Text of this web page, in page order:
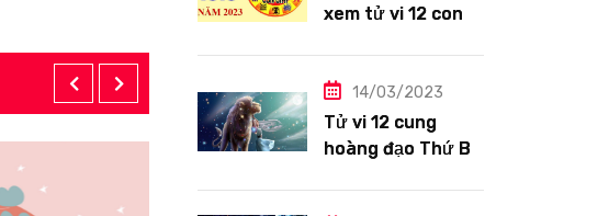
xem tử vi 12 con
Hợi công việc
siêng năng
14/03/2023
Tử vi 12 cung
hoàng đạo Thứ Ba